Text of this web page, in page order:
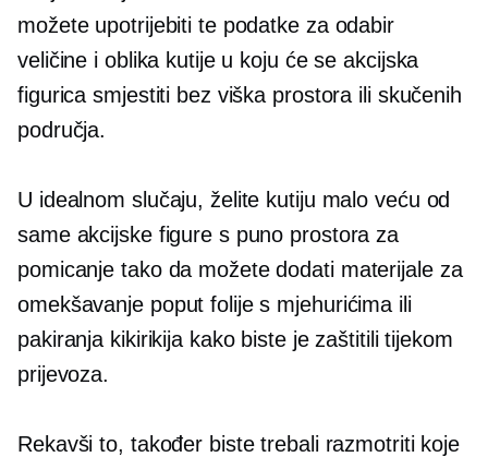
možete upotrijebiti te podatke za odabir
veličine i oblika kutije u koju će se akcijska
figurica smjestiti bez viška prostora ili skučenih
područja.
U idealnom slučaju, želite kutiju malo veću od
same akcijske figure s puno prostora za
pomicanje tako da možete dodati materijale za
omekšavanje poput folije s mjehurićima ili
pakiranja kikirikija kako biste je zaštitili tijekom
prijevoza.
Rekavši to, također biste trebali razmotriti koje